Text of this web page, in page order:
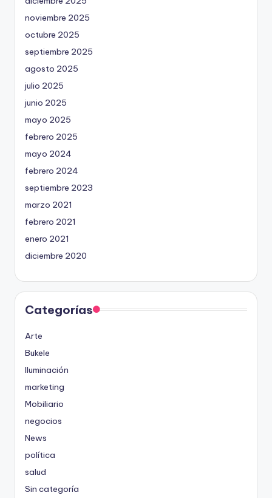
noviembre 2025
octubre 2025
septiembre 2025
agosto 2025
julio 2025
junio 2025
mayo 2025
febrero 2025
mayo 2024
febrero 2024
septiembre 2023
marzo 2021
febrero 2021
enero 2021
diciembre 2020
Categorías
Arte
Bukele
Iluminación
marketing
Mobiliario
negocios
News
política
salud
Sin categoría